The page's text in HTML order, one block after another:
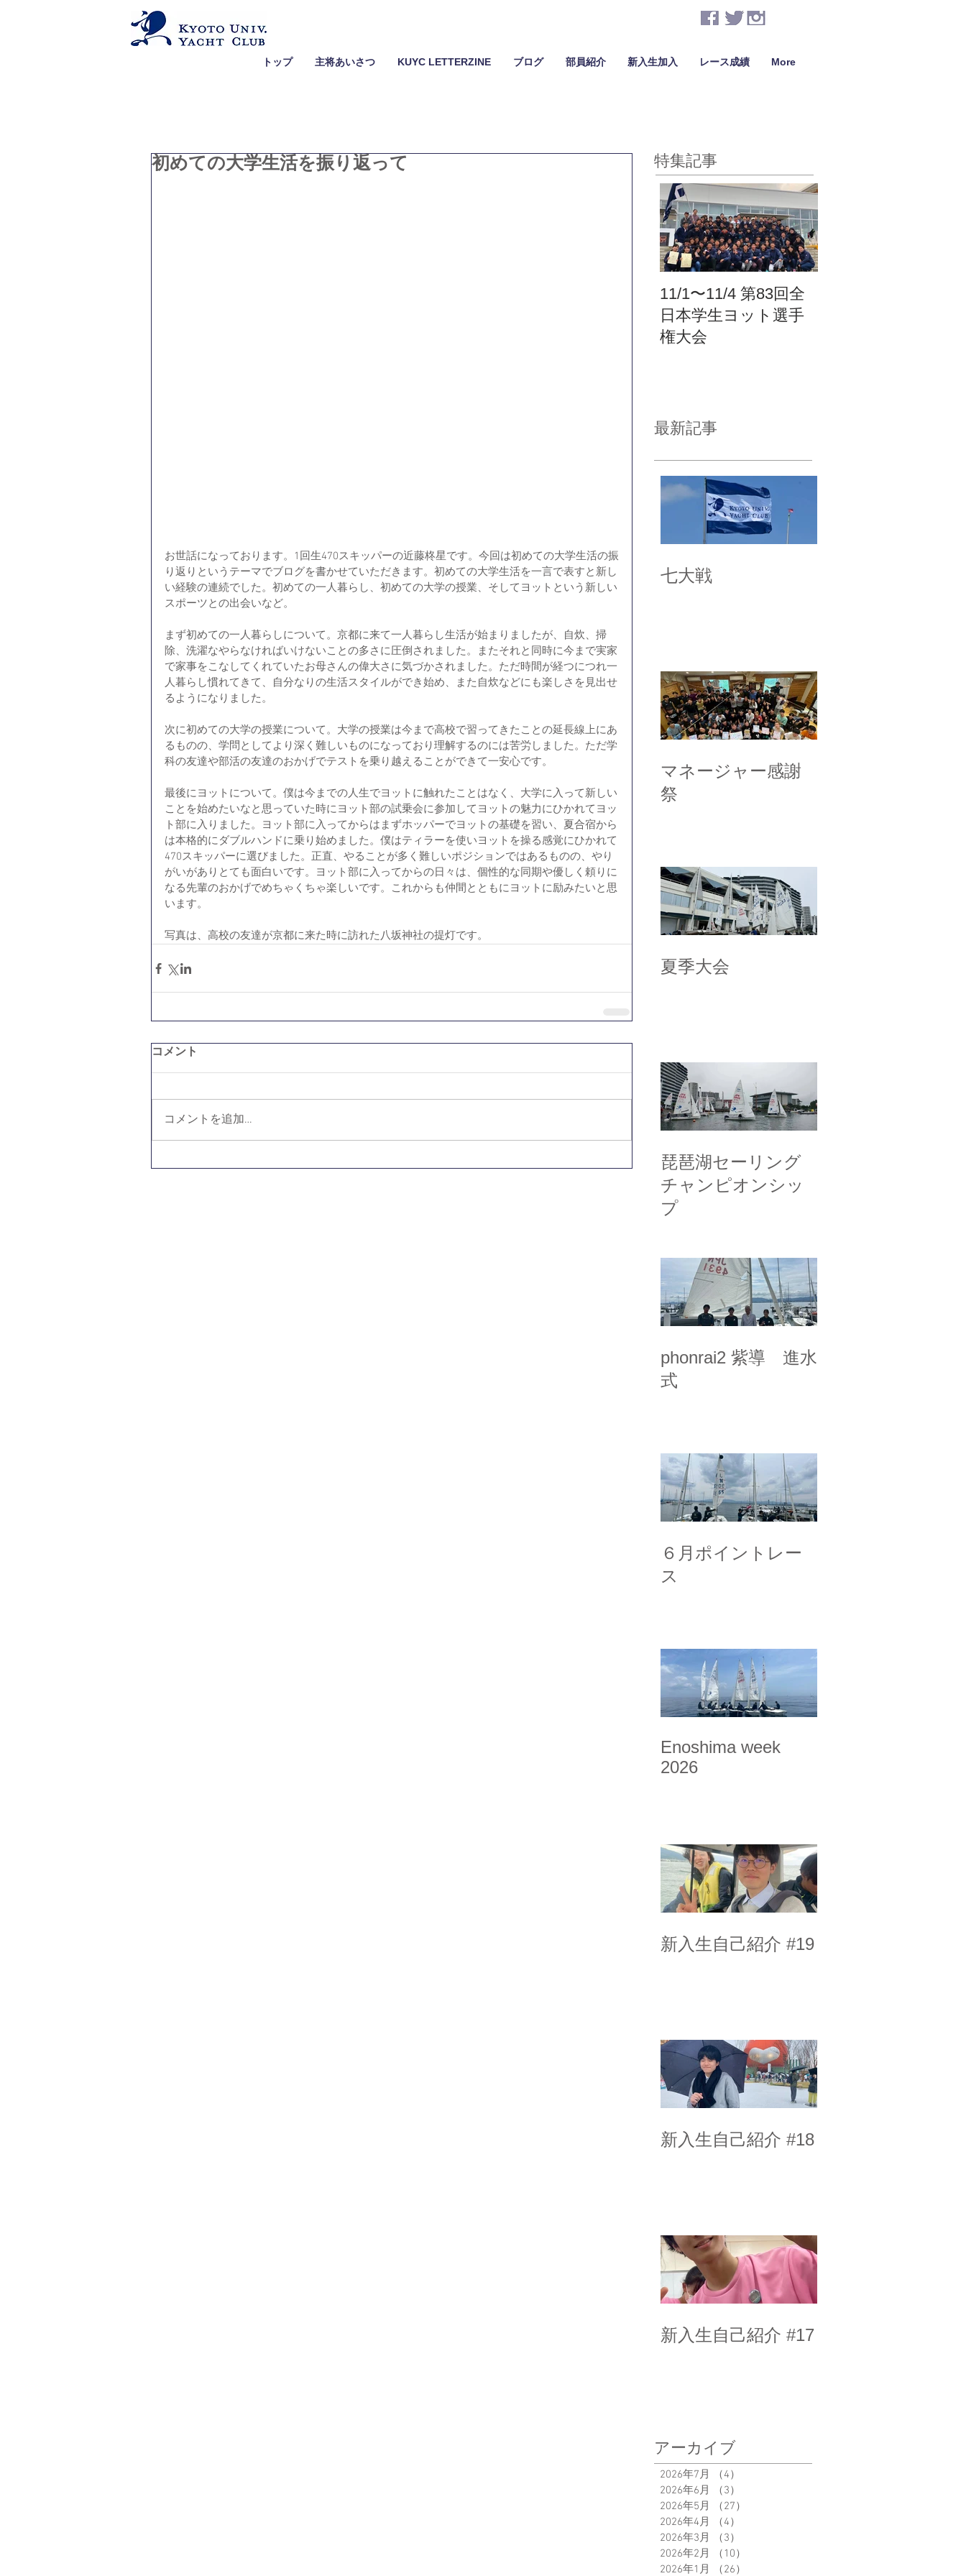
トップ 主将あいさつ KUYC LETTERZINE ブログ 部員紹介 新入生加入 レース成績 More
初めての大学生活を振り返って
お世話になっております。1回生470スキッパーの近藤柊星です。今回は初めての大学生活の振
り返りというテーマでブログを書かせていただきます。初めての大学生活を一言で表すと新し
い経験の連続でした。初めての一人暮らし、初めての大学の授業、そしてヨットという新しい
スポーツとの出会いなど。
まず初めての一人暮らしについて。京都に来て一人暮らし生活が始まりましたが、自炊、掃
除、洗濯なやらなければいけないことの多さに圧倒されました。またそれと同時に今まで実家
で家事をこなしてくれていたお母さんの偉大さに気づかされました。ただ時間が経つにつれ一
人暮らし慣れてきて、自分なりの生活スタイルができ始め、また自炊などにも楽しさを見出せ
るようになりました。
次に初めての大学の授業について。大学の授業は今まで高校で習ってきたことの延長線上にあ
るものの、学問としてより深く難しいものになっており理解するのには苦労しました。ただ学
科の友達や部活の友達のおかげでテストを乗り越えることができて一安心です。
最後にヨットについて。僕は今までの人生でヨットに触れたことはなく、大学に入って新しい
ことを始めたいなと思っていた時にヨット部の試乗会に参加してヨットの魅力にひかれてヨッ
ト部に入りました。ヨット部に入ってからはまずホッパーでヨットの基礎を習い、夏合宿から
は本格的にダブルハンドに乗り始めました。僕はティラーを使いヨットを操る感覚にひかれて
470スキッパーに選びました。正直、やることが多く難しいポジションではあるものの、やり
がいがありとても面白いです。ヨット部に入ってからの日々は、個性的な同期や優しく頼りに
なる先輩のおかげでめちゃくちゃ楽しいです。これからも仲間とともにヨットに励みたいと思
います。
写真は、高校の友達が京都に来た時に訪れた八坂神社の提灯です。
コメント
コメントを追加…
特集記事
11/1〜11/4 第83回全
日本学生ヨット選手
権大会
最新記事
七大戦
マネージャー感謝
祭
夏季大会
琵琶湖セーリング
チャンピオンシッ
プ
phonrai2 紫導 進水
式
６月ポイントレー
ス
Enoshima week
2026
新入生自己紹介 #19
新入生自己紹介 #18
新入生自己紹介 #17
アーカイブ
2026年7月 （4）
2026年6月
（3）
2026年5月
（27）
2026年4月
（4）
2026年3月
（3）
2026年2月
（10）
2026年1月
（26）